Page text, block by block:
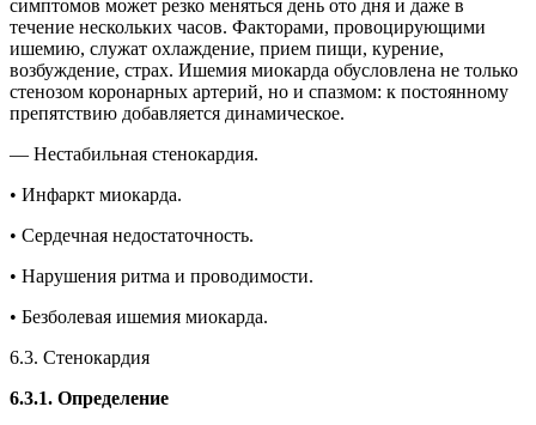
симптомов может резко меняться день ото дня и даже в
течение нескольких часов. Факторами, провоцирующими
ишемию, служат охлаждение, прием пищи, курение,
возбуждение, страх. Ишемия миокарда обусловлена не только
стенозом коронарных артерий, но и спазмом: к постоянному
препятствию добавляется динамическое.
— Нестабильная стенокардия.
• Инфаркт миокарда.
• Сердечная недостаточность.
• Нарушения ритма и проводимости.
• Безболевая ишемия миокарда.
6.3. Стенокардия
6.3.1. Определение